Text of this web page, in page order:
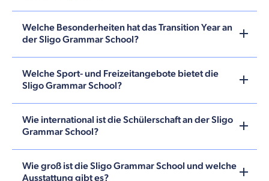
Welche Besonderheiten hat das Transition Year an
der Sligo Grammar School?
Welche Sport- und Freizeitangebote bietet die
Sligo Grammar School?
Wie international ist die Schülerschaft an der Sligo
Grammar School?
Wie groß ist die Sligo Grammar School und welche
Ausstattung gibt es?